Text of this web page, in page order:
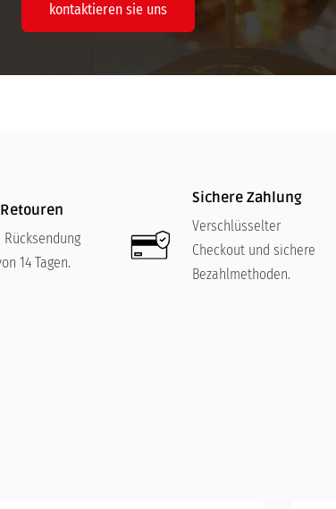
kontaktieren sie uns
14 Tagen.
Sichere Zahlung
Verschlüsselter
Checkout und sichere
Bezahlmethoden.